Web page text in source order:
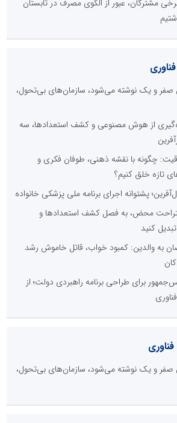
مشترکان، عبور از الگوی مصرف در تابستان
صفر و یک نوشته می‌شود، سازمان‌های بی‌تحول،
از هوش مصنوعی و کشف استعدادها، سه
چگونه با نقشه ذهنی، طوفان فکری و
تازه خلق کنیم؟
پشتوانه اجرای برنامه ملی پزشکی خانواده
محض، به فصل کشف استعدادها و
کنید
به والدین: کمبود خواب، قاتل خاموش رشد
برای طراحی برنامه راهبردی دولت؛ از
صفر و یک نوشته می‌شود، سازمان‌های بی‌تحول،